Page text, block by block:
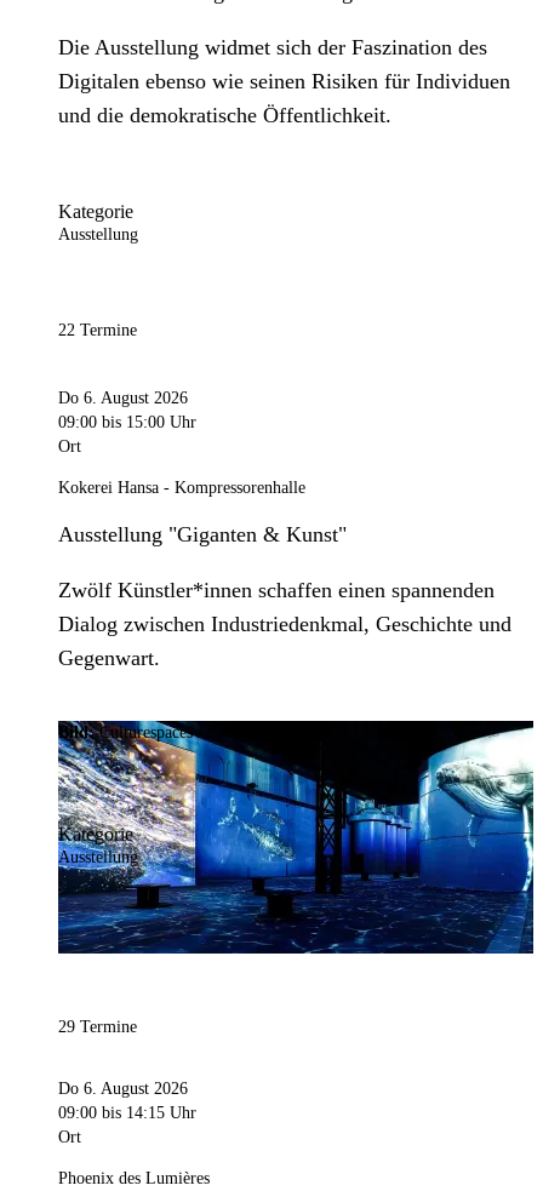
Die Ausstellung widmet sich der Faszination des
Digitalen ebenso wie seinen Risiken für Individuen
und die demokratische Öffentlichkeit.
Kategorie
Ausstellung
22 Termine
Do 6. August 2026
09:00 bis 15:00 Uhr
Ort
Kokerei Hansa - Kompressorenhalle
Ausstellung "Giganten & Kunst"
Zwölf Künstler*innen schaffen einen spannenden
Dialog zwischen Industriedenkmal, Geschichte und
Gegenwart.
Bild:Culturespaces / Falko Wübbecke
Kategorie
Ausstellung
29 Termine
Do 6. August 2026
09:00 bis 14:15 Uhr
Ort
Phoenix des Lumières